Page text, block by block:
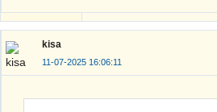
kisa
11-07-2025 16:06:11